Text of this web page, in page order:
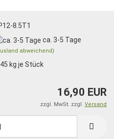
8.5T1
ca. 3-5 Tage
abweichend)
kg je Stück
16,90 EUR
zzgl. MwSt. zzgl. Versand